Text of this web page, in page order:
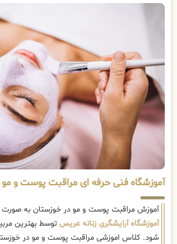
آموزشگاه فنی حرفه ای مراقبت پوست و
آموزش مراقبت پوست و مو در خوزستان به صورت
آموزشگاه آرایشگری زنانه عریس توسط بهترین
شود. کلاس اموزشی مراقبت پوست و مو در